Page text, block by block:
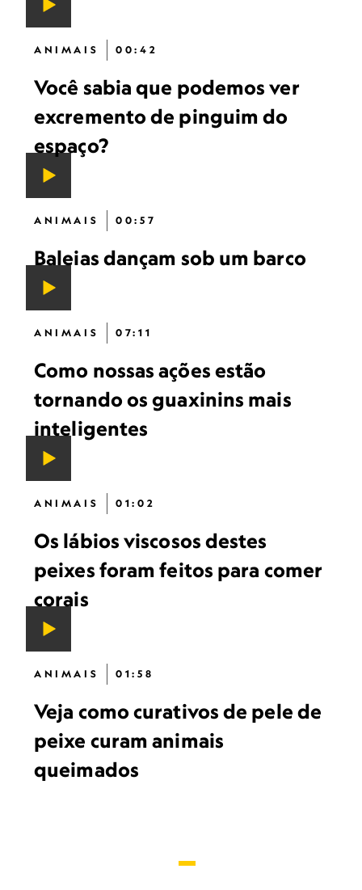
ANIMAIS 00:42
Você sabia que podemos ver
excremento de pinguim do
espaço?
ANIMAIS 00:57
Baleias dançam sob um barco
ANIMAIS 07:11
Como nossas ações estão
tornando os guaxinins mais
inteligentes
ANIMAIS 01:02
Os lábios viscosos destes
peixes foram feitos para comer
corais
ANIMAIS 01:58
Veja como curativos de pele de
peixe curam animais
queimados